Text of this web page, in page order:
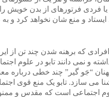
یا فردی فرتورهای از بدن
ایستاد و منع شان نخواهد کرد و
که برهنه شدن چند تن از
و نمی دانند تابو در علوم
“جَو گیر” چند خطی درباره
آشنا می سازد. تابو یک منع قوی
اجتماعی است که مقدس و